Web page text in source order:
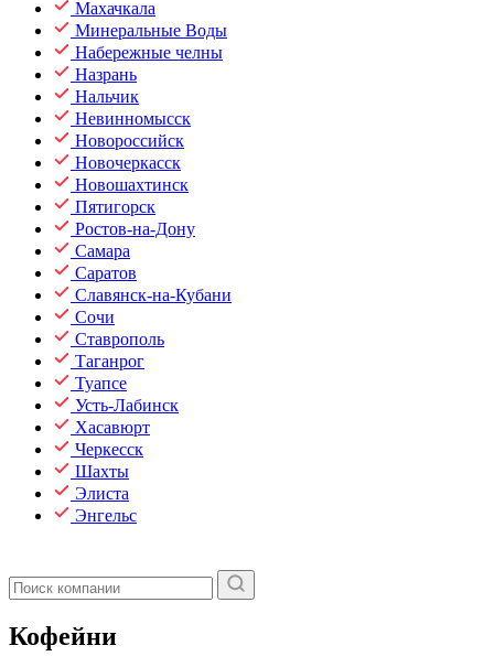
Махачкала
Минеральные Воды
Набережные челны
Назрань
Нальчик
Невинномысск
Новороссийск
Новочеркасск
Новошахтинск
Пятигорск
Ростов-на-Дону
Самара
Саратов
Славянск-на-Кубани
Сочи
Ставрополь
Таганрог
Туапсе
Усть-Лабинск
Хасавюрт
Черкесск
Шахты
Элиста
Энгельс
Кофейни